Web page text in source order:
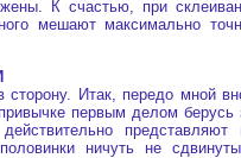
К счастью, при
мешают максимально
Итак, передо мной
первым делом
ничуть не